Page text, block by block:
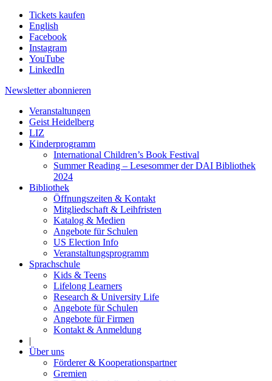
Tickets kaufen
English
Facebook
Instagram
YouTube
LinkedIn
Newsletter abonnieren
Veranstaltungen
Geist Heidelberg
LIZ
Kinderprogramm
International Children’s Book Festival
Summer Reading – Lesesommer der DAI Bibliothek
2024
Bibliothek
Öffnungszeiten & Kontakt
Mitgliedschaft & Leihfristen
Katalog & Medien
Angebote für Schulen
US Election Info
Veranstaltungsprogramm
Sprachschule
Kids & Teens
Lifelong Learners
Research & University Life
Angebote für Schulen
Angebote für Firmen
Kontakt & Anmeldung
|
Über uns
Förderer & Kooperationspartner
Gremien